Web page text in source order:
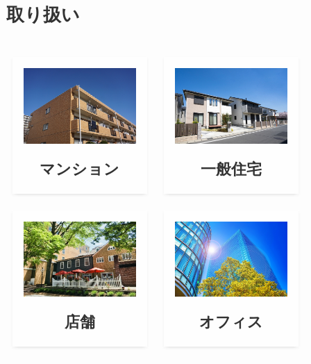
取り扱い
マンション 一般住宅
店舗 オフィス